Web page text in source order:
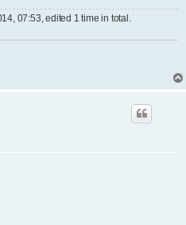
07:53, edited 1 time in total.